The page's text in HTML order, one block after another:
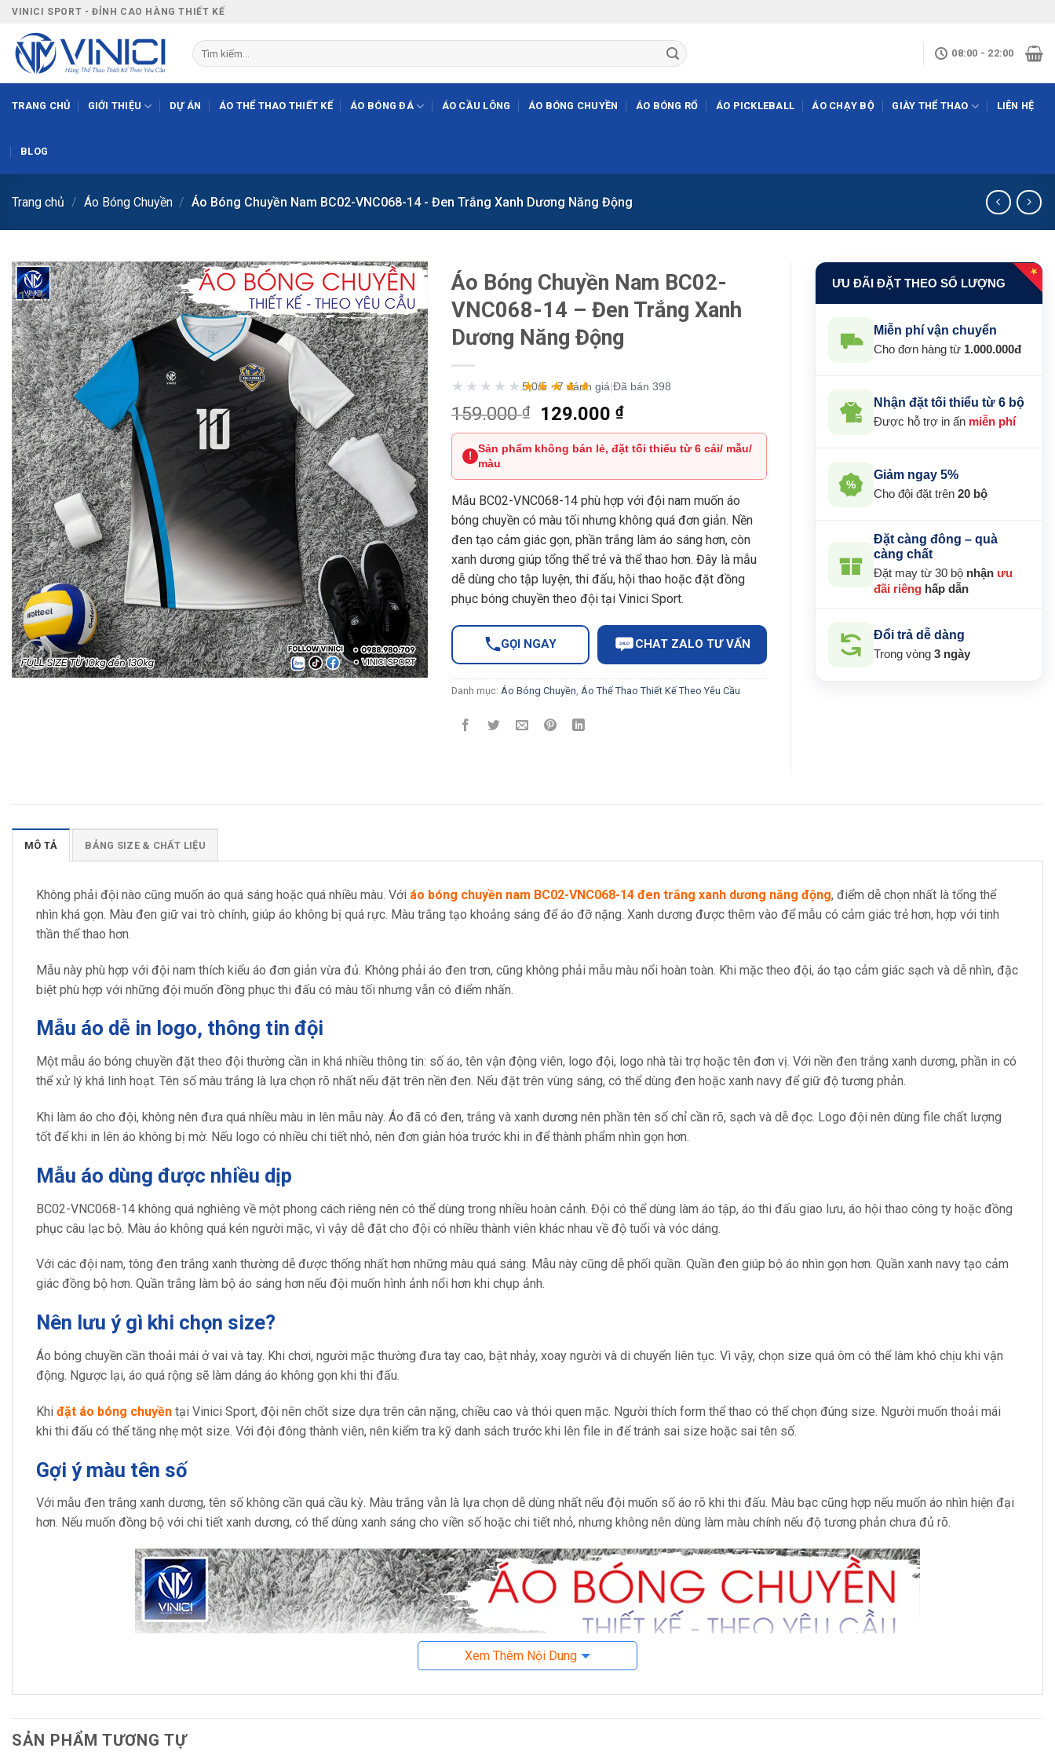
Bỏ
nội
dung
VINICI SPORT - ĐỈNH CAO HÀNG THIẾT KẾ
Tìm
kiếm:
08:00 - 22:00
TRANG CHỦ GIỚI THIỆU DỰ ÁN ÁO THỂ THAO THIẾT KẾ ÁO BÓNG ĐÁ ÁO CẦU LÔNG ÁO BÓNG CHUYỀN ÁO BÓNG RỔ ÁO PICKLEBALL ÁO CHẠY BỘ GIÀY THỂ THAO LIÊN HỆ
BLOG
Trang chủ / Áo Bóng Chuyền / Áo Bóng Chuyền Nam BC02-VNC068-14 - Đen Trắng Xanh Dương Năng Động
-19%
Áo Bóng Chuyền Nam BC02-
VNC068-14 – Đen Trắng Xanh
Dương Năng Động
★★★★★ ★★★★★
5,0/5 · 7 đánh giá|Đã bán 398
159.000₫
Giá
gốc
là:
129.000₫Giá
hiện
tại
!
Sản phẩm không bán lẻ, đặt tối thiểu từ 6 cái/ mẫu/
màu
Mẫu BC02-VNC068-14 phù hợp với đội nam muốn áo
bóng chuyền có màu tối nhưng không quá đơn giản. Nền
đen tạo cảm giác gọn, phần trắng làm áo sáng hơn, còn
xanh dương giúp tổng thể trẻ và thể thao hơn. Đây là mẫu
dễ dùng cho tập luyện, thi đấu, hội thao hoặc đặt đồng
phục bóng chuyền theo đội tại Vinici Sport.
GỌI NGAY ZALO CHAT ZALO TƯ VẤN
Danh mục: Áo Bóng Chuyền Áo Thể Thao Thiết Kế Theo Yêu Cầu
ƯU ĐÃI ĐẶT THEO SỐ LƯỢNG
★
Miễn phí vận chuyển
Cho đơn hàng từ 1.000.000đ
Nhận đặt tối thiểu từ 6 bộ
Được hỗ trợ in ấn miễn phí
%
Giảm ngay 5%
Cho đội đặt trên 20 bộ
Đặt càng đông – quà
càng chất
Đặt may từ 30 bộ nhận ưu
đãi riêng hấp dẫn
Đổi trả dễ dàng
Trong vòng 3 ngày
MÔ TẢ BẢNG SIZE & CHẤT LIỆU
Không phải đội nào cũng muốn áo quá sáng hoặc quá nhiều màu. Với áo bóng chuyền nam BC02-VNC068-14 đen trắng xanh dương năng động, điểm dễ chọn nhất là tổng thể
nhìn khá gọn. Màu đen giữ vai trò chính, giúp áo không bị quá rực. Màu trắng tạo khoảng sáng để áo đỡ nặng. Xanh dương được thêm vào để mẫu có cảm giác trẻ hơn, hợp với tinh
thần thể thao hơn.
Mẫu này phù hợp với đội nam thích kiểu áo đơn giản vừa đủ. Không phải áo đen trơn, cũng không phải mẫu màu nổi hoàn toàn. Khi mặc theo đội, áo tạo cảm giác sạch và dễ nhìn, đặc
biệt phù hợp với những đội muốn đồng phục thi đấu có màu tối nhưng vẫn có điểm nhấn.
Mẫu áo dễ in logo, thông tin đội
Một mẫu áo bóng chuyền đặt theo đội thường cần in khá nhiều thông tin: số áo, tên vận động viên, logo đội, logo nhà tài trợ hoặc tên đơn vị. Với nền đen trắng xanh dương, phần in có
thể xử lý khá linh hoạt. Tên số màu trắng là lựa chọn rõ nhất nếu đặt trên nền đen. Nếu đặt trên vùng sáng, có thể dùng đen hoặc xanh navy để giữ độ tương phản.
Khi làm áo cho đội, không nên đưa quá nhiều màu in lên mẫu này. Áo đã có đen, trắng và xanh dương nên phần tên số chỉ cần rõ, sạch và dễ đọc. Logo đội nên dùng file chất lượng
tốt để khi in lên áo không bị mờ. Nếu logo có nhiều chi tiết nhỏ, nên đơn giản hóa trước khi in để thành phẩm nhìn gọn hơn.
Mẫu áo dùng được nhiều dịp
BC02-VNC068-14 không quá nghiêng về một phong cách riêng nên có thể dùng trong nhiều hoàn cảnh. Đội có thể dùng làm áo tập, áo thi đấu giao lưu, áo hội thao công ty hoặc đồng
phục câu lạc bộ. Màu áo không quá kén người mặc, vì vậy dễ đặt cho đội có nhiều thành viên khác nhau về độ tuổi và vóc dáng.
Với các đội nam, tông đen trắng xanh thường dễ được thống nhất hơn những màu quá sáng. Mẫu này cũng dễ phối quần. Quần đen giúp bộ áo nhìn gọn hơn. Quần xanh navy tạo cảm
giác đồng bộ hơn. Quần trắng làm bộ áo sáng hơn nếu đội muốn hình ảnh nổi hơn khi chụp ảnh.
Nên lưu ý gì khi chọn size?
Áo bóng chuyền cần thoải mái ở vai và tay. Khi chơi, người mặc thường đưa tay cao, bật nhảy, xoay người và di chuyển liên tục. Vì vậy, chọn size quá ôm có thể làm khó chịu khi vận
động. Ngược lại, áo quá rộng sẽ làm dáng áo không gọn khi thi đấu.
Khi đặt áo bóng chuyền tại Vinici Sport, đội nên chốt size dựa trên cân nặng, chiều cao và thói quen mặc. Người thích form thể thao có thể chọn đúng size. Người muốn thoải mái
khi thi đấu có thể tăng nhẹ một size. Với đội đông thành viên, nên kiểm tra kỹ danh sách trước khi lên file in để tránh sai size hoặc sai tên số.
Gợi ý màu tên số
Với mẫu đen trắng xanh dương, tên số không cần quá cầu kỳ. Màu trắng vẫn là lựa chọn dễ dùng nhất nếu đội muốn số áo rõ khi thi đấu. Màu bạc cũng hợp nếu muốn áo nhìn hiện đại
hơn. Nếu muốn đồng bộ với chi tiết xanh dương, có thể dùng xanh sáng cho viền số hoặc chi tiết nhỏ, nhưng không nên dùng làm màu chính nếu độ tương phản chưa đủ rõ.
Xem Thêm Nội Dung
SẢN PHẨM TƯƠNG TỰ